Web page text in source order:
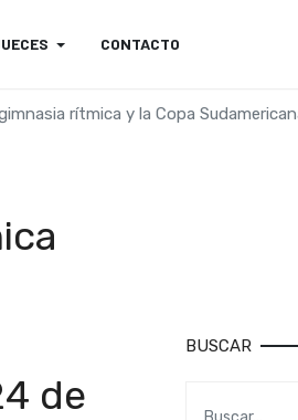
CONTACTO
rítmica y la Copa
de
BUSCAR